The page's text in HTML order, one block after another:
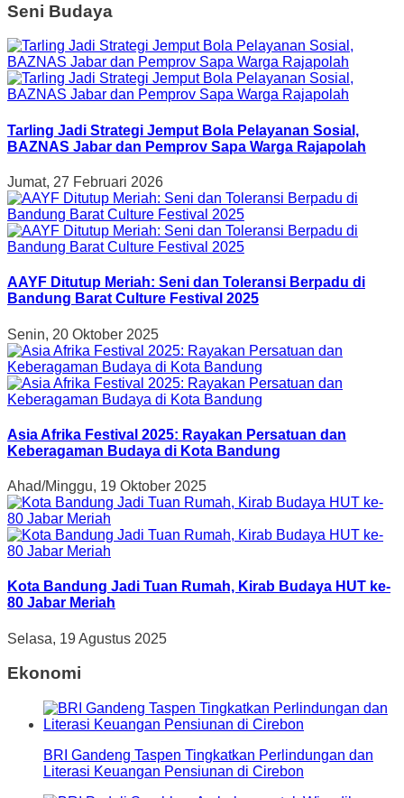
Seni Budaya
Tarling Jadi Strategi Jemput Bola Pelayanan Sosial,
BAZNAS Jabar dan Pemprov Sapa Warga Rajapolah
Jumat, 27 Februari 2026
AAYF Ditutup Meriah: Seni dan Toleransi Berpadu di
Bandung Barat Culture Festival 2025
Senin, 20 Oktober 2025
Asia Afrika Festival 2025: Rayakan Persatuan dan
Keberagaman Budaya di Kota Bandung
Ahad/Minggu, 19 Oktober 2025
Kota Bandung Jadi Tuan Rumah, Kirab Budaya HUT ke-
80 Jabar Meriah
Selasa, 19 Agustus 2025
Ekonomi
BRI Gandeng Taspen Tingkatkan Perlindungan dan
Literasi Keuangan Pensiunan di Cirebon